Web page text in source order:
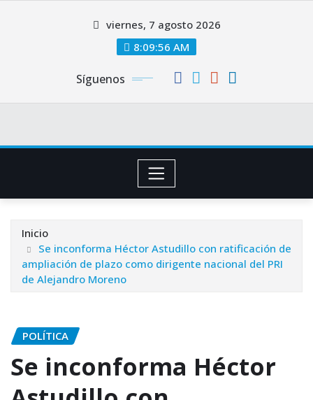
viernes, 7 agosto 2026
8:09:56 AM
Síguenos
Inicio
Se inconforma Héctor Astudillo con ratificación de
ampliación de plazo como dirigente nacional del PRI
de Alejandro Moreno
POLÍTICA
Se inconforma Héctor